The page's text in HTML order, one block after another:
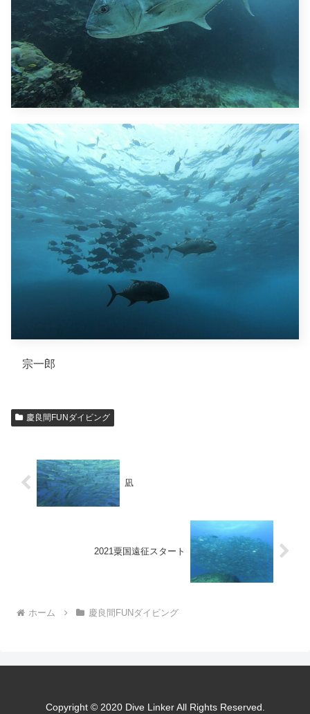
宗一郎
慶良間FUNダイビング
凪
2021粟国遠征スタート
ホーム 慶良間FUNダイビング
Copyright © 2020 Dive Linker All Rights Reserved.